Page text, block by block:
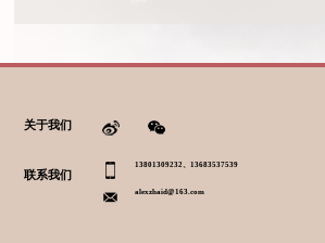
关于我们
联系我们
13801309232、13683537539
alexzhaid@163.com